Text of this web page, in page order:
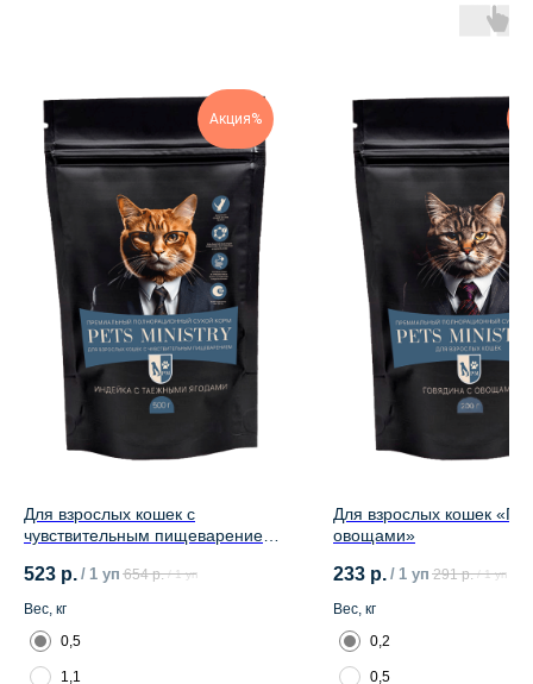
Акция%
Для взрослых кошек с
чувствительным пищеварением
523 р. / 1 уп 654 р. / 1 уп
Вес, кг
0,5
1,1
Для взрослых кошек
овощами»
233 р. / 1 уп 291 р. / 1 уп
Вес, кг
0,2
0,5